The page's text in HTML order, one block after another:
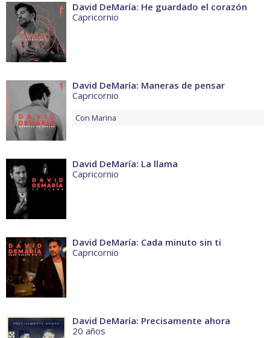
David DeMaría: He guardado el corazón
Capricornio
David DeMaría: Maneras de pensar
Capricornio
Con Marina
David DeMaría: La llama
Capricornio
David DeMaría: Cada minuto sin ti
Capricornio
David DeMaría: Precisamente ahora
20 años